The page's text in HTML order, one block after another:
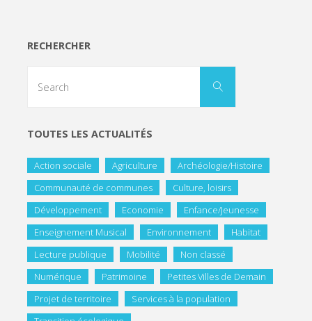
RECHERCHER
TOUTES LES ACTUALITÉS
Action sociale Agriculture
Archéologie/Histoire
Communauté de communes
Culture, loisirs
Développement
Economie
Enfance/Jeunesse
Enseignement Musical
Environnement
Habitat
Lecture publique
Mobilité
Non classé
Numérique
Patrimoine
Petites Villes de Demain
Projet de territoire
Services à la population